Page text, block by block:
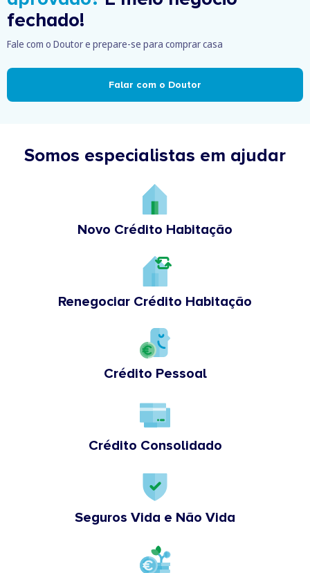
fechado!
Fale com o Doutor e prepare-se para comprar casa
Falar com o Doutor
Somos especialistas em ajudar
Novo Crédito Habitação
Renegociar Crédito Habitação
Crédito Pessoal
Crédito Consolidado
Seguros Vida e Não Vida